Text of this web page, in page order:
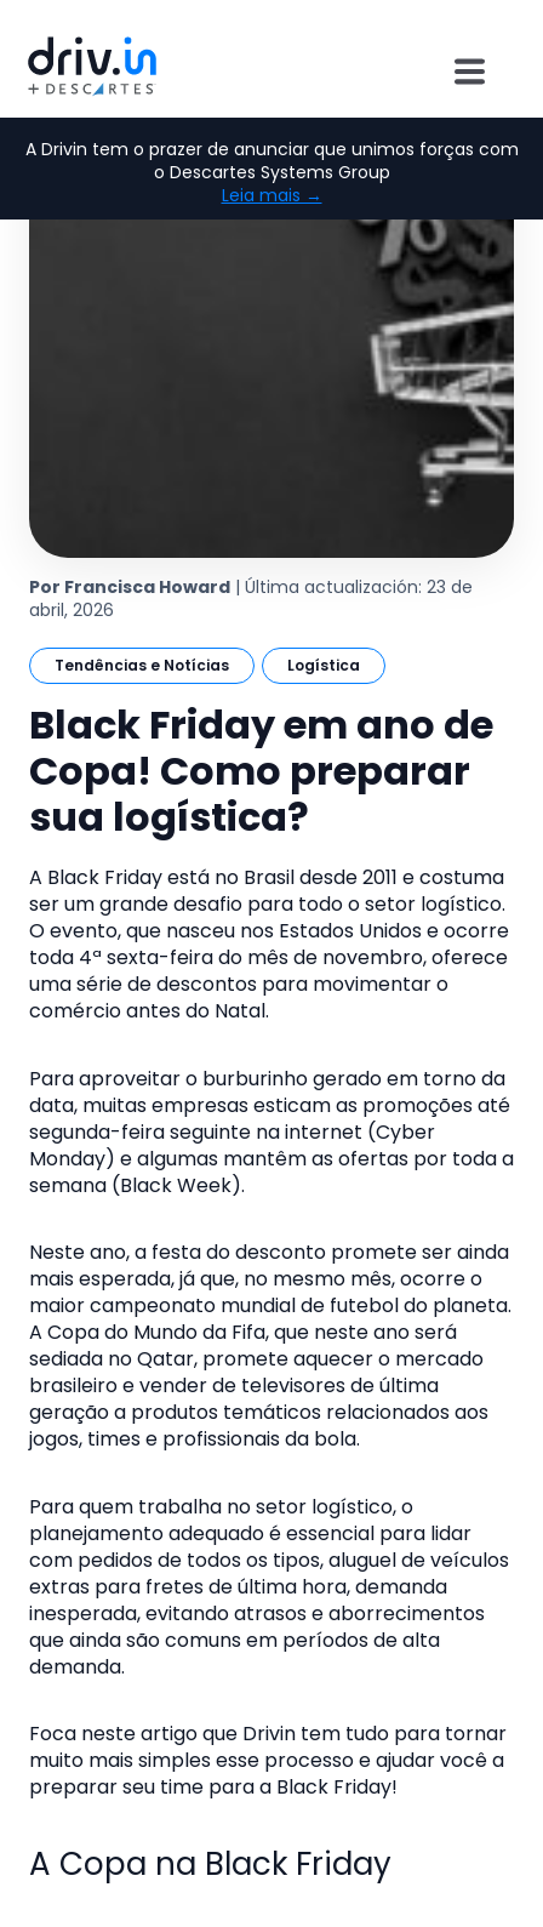
A Drivin tem o prazer de anunciar que unimos forças com
o Descartes Systems Group
Leia mais →
Por Francisca Howard | Última actualización: 23 de
abril, 2026
Tendências e Notícias Logística
Black Friday em ano de
Copa! Como preparar
sua logística?
A Black Friday está no Brasil desde 2011 e costuma
ser um grande desafio para todo o setor logístico.
O evento, que nasceu nos Estados Unidos e ocorre
toda 4ª sexta-feira do mês de novembro, oferece
uma série de descontos para movimentar o
comércio antes do Natal.
Para aproveitar o burburinho gerado em torno da
data, muitas empresas esticam as promoções até
segunda-feira seguinte na internet (Cyber
Monday) e algumas mantêm as ofertas por toda a
semana (Black Week).
Neste ano, a festa do desconto promete ser ainda
mais esperada, já que, no mesmo mês, ocorre o
maior campeonato mundial de futebol do planeta.
A Copa do Mundo da Fifa, que neste ano será
sediada no Qatar, promete aquecer o mercado
brasileiro e vender de televisores de última
geração a produtos temáticos relacionados aos
jogos, times e profissionais da bola.
Para quem trabalha no setor logístico, o
planejamento adequado é essencial para lidar
com pedidos de todos os tipos, aluguel de veículos
extras para fretes de última hora, demanda
inesperada, evitando atrasos e aborrecimentos
que ainda são comuns em períodos de alta
demanda.
Foca neste artigo que Drivin tem tudo para tornar
muito mais simples esse processo e ajudar você a
preparar seu time para a Black Friday!
A Copa na Black Friday